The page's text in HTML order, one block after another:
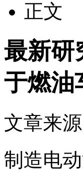
正文
最新研
于燃油
文章来
制造电